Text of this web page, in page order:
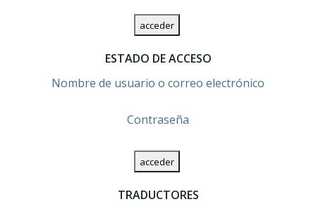
ESTADO DE ACCESO
Nombre de usuario o correo electrónico
Contraseña
TRADUCTORES